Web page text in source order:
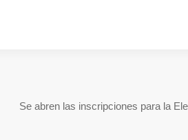
Se abren las inscripciones para la